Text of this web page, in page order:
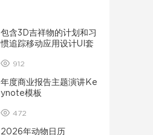
包含3D吉祥物的计划和习
惯追踪移动应用设计UI套
912
年度商业报告主题演讲Ke
ynote模板
472
2026年动物日历